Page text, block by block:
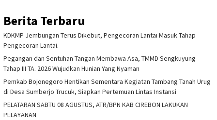
Berita Terbaru
KDKMP Jembungan Terus Dikebut, Pengecoran Lantai Masuk Tahap
Pengecoran Lantai.
Pegangan dan Sentuhan Tangan Membawa Asa, TMMD Sengkuyung
Tahap III TA. 2026 Wujudkan Hunian Yang Nyaman
Pemkab Bojonegoro Hentikan Sementara Kegiatan Tambang Tanah Urug
di Desa Sumberjo Trucuk, Siapkan Pertemuan Lintas Instansi
PELATARAN SABTU 08 AGUSTUS, ATR/BPN KAB CIREBON LAKUKAN
PELAYANAN